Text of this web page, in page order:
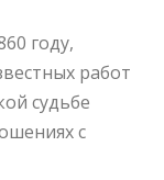
году,
работ
судьбе
с